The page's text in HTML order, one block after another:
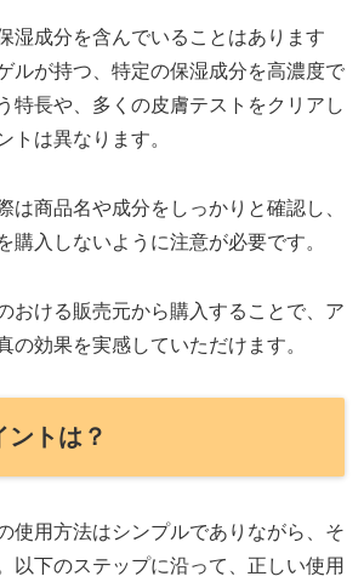
湿成分を含んでいることはあります
ルが持つ、特定の保湿成分を高濃度で
特長や、多くの皮膚テストをクリアし
トは異なります。
は商品名や成分をしっかりと確認し、
購入しないように注意が必要です。
おける販売元から購入することで、ア
の効果を実感していただけます。
ントは？
使用方法はシンプルでありながら、そ
以下のステップに沿って、正しい使用